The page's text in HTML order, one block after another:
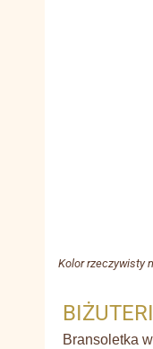
Kolor rzeczywisty
Bransoletka